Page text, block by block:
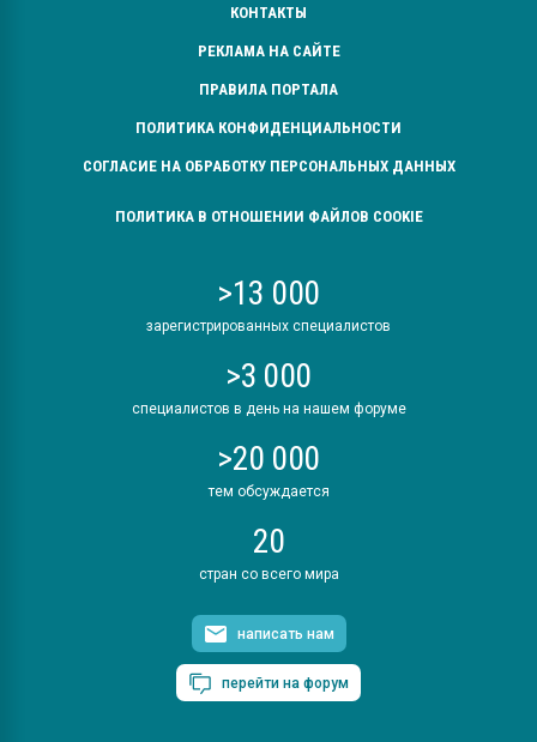
КОНТАКТЫ
РЕКЛАМА НА САЙТЕ
ПРАВИЛА ПОРТАЛА
ПОЛИТИКА КОНФИДЕНЦИАЛЬНОСТИ
СОГЛАСИЕ НА ОБРАБОТКУ ПЕРСОНАЛЬНЫХ ДАННЫХ
ПОЛИТИКА В ОТНОШЕНИИ ФАЙЛОВ COOKIE
>13 000
зарегистрированных специалистов
>3 000
специалистов в день на нашем форуме
>20 000
тем обсуждается
20
стран со всего мира
написать нам
перейти на форум